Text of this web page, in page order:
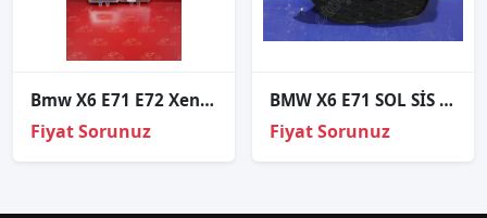
Bmw X6 E71 E72 Xenon Far Beyni
Fiyat Sorunuz
BMW X6 E71 SOL SİS FAR ÇERÇEVESİ 2008/14 51117188383
Fiyat Sorunuz